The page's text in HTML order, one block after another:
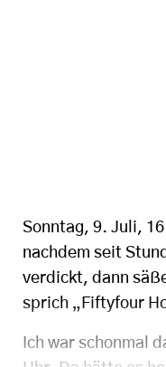
Sonntag, 9. Juli,
nachdem seit
verdickt, dann
sprich „Fiftyfour
Ich war schonmal